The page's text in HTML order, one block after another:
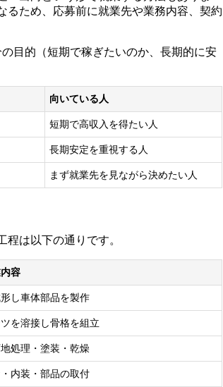
るため、応募前に就業先や業務内容、契約
目的（短期で稼ぎたいのか、長期的に安
向いている人
短期で高収入を得たい人
長期安定を重視する人
まず就業先を見ながら決めたい人
は以下の通りです。
容
し車体部品を製作
を溶接し骨格を組立
処理・塗装・乾燥
内装・部品の取付